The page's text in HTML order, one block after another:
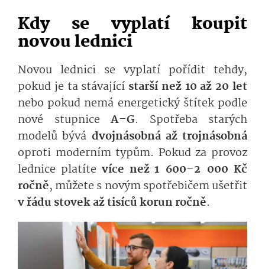
Kdy se vyplatí koupit
novou lednici
Novou lednici se vyplatí pořídit tehdy,
pokud je ta stávající starší než 10 až 20 let
nebo pokud nemá energetický štítek podle
nové stupnice A–G. Spotřeba starých
modelů bývá dvojnásobná až trojnásobná
oproti moderním typům. Pokud za provoz
lednice platíte více než 1 600–2 000 Kč
ročně, můžete s novým spotřebičem ušetřit
v řádu stovek až tisíců korun ročně.